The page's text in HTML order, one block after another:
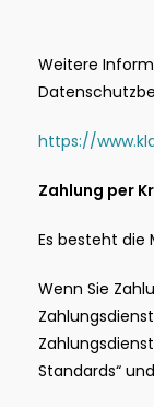
Weitere
https://
Zahlung per
Es besteht die
Wenn Sie
Standards“